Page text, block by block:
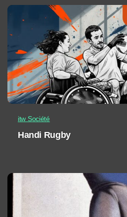
itw Société
Handi Rugby